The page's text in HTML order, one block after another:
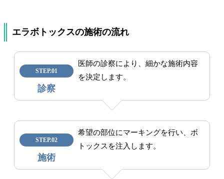
エラボトックスの施術の流れ
STEP.01
診察
医師の診察により、細かな施術内容
を決定します。
STEP.02
施術
希望の部位にマーキングを行い、ボ
トックスを注入します。